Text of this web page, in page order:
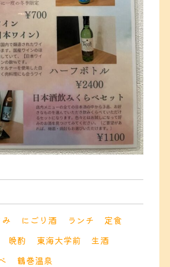
にごり酒 ランチ
定食
晩酌 東海大学前
生酒
鶴巻温泉